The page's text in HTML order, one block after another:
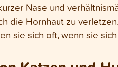
Nase und
die Hornhaut zu
sie sich oft, wenn sie